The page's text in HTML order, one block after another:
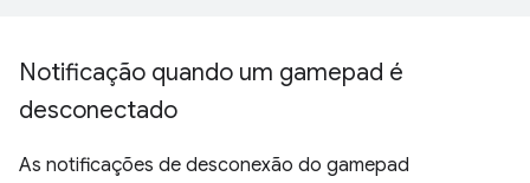
Notificação quando um gamepad é
desconectado
As notificações de desconexão do gamepad